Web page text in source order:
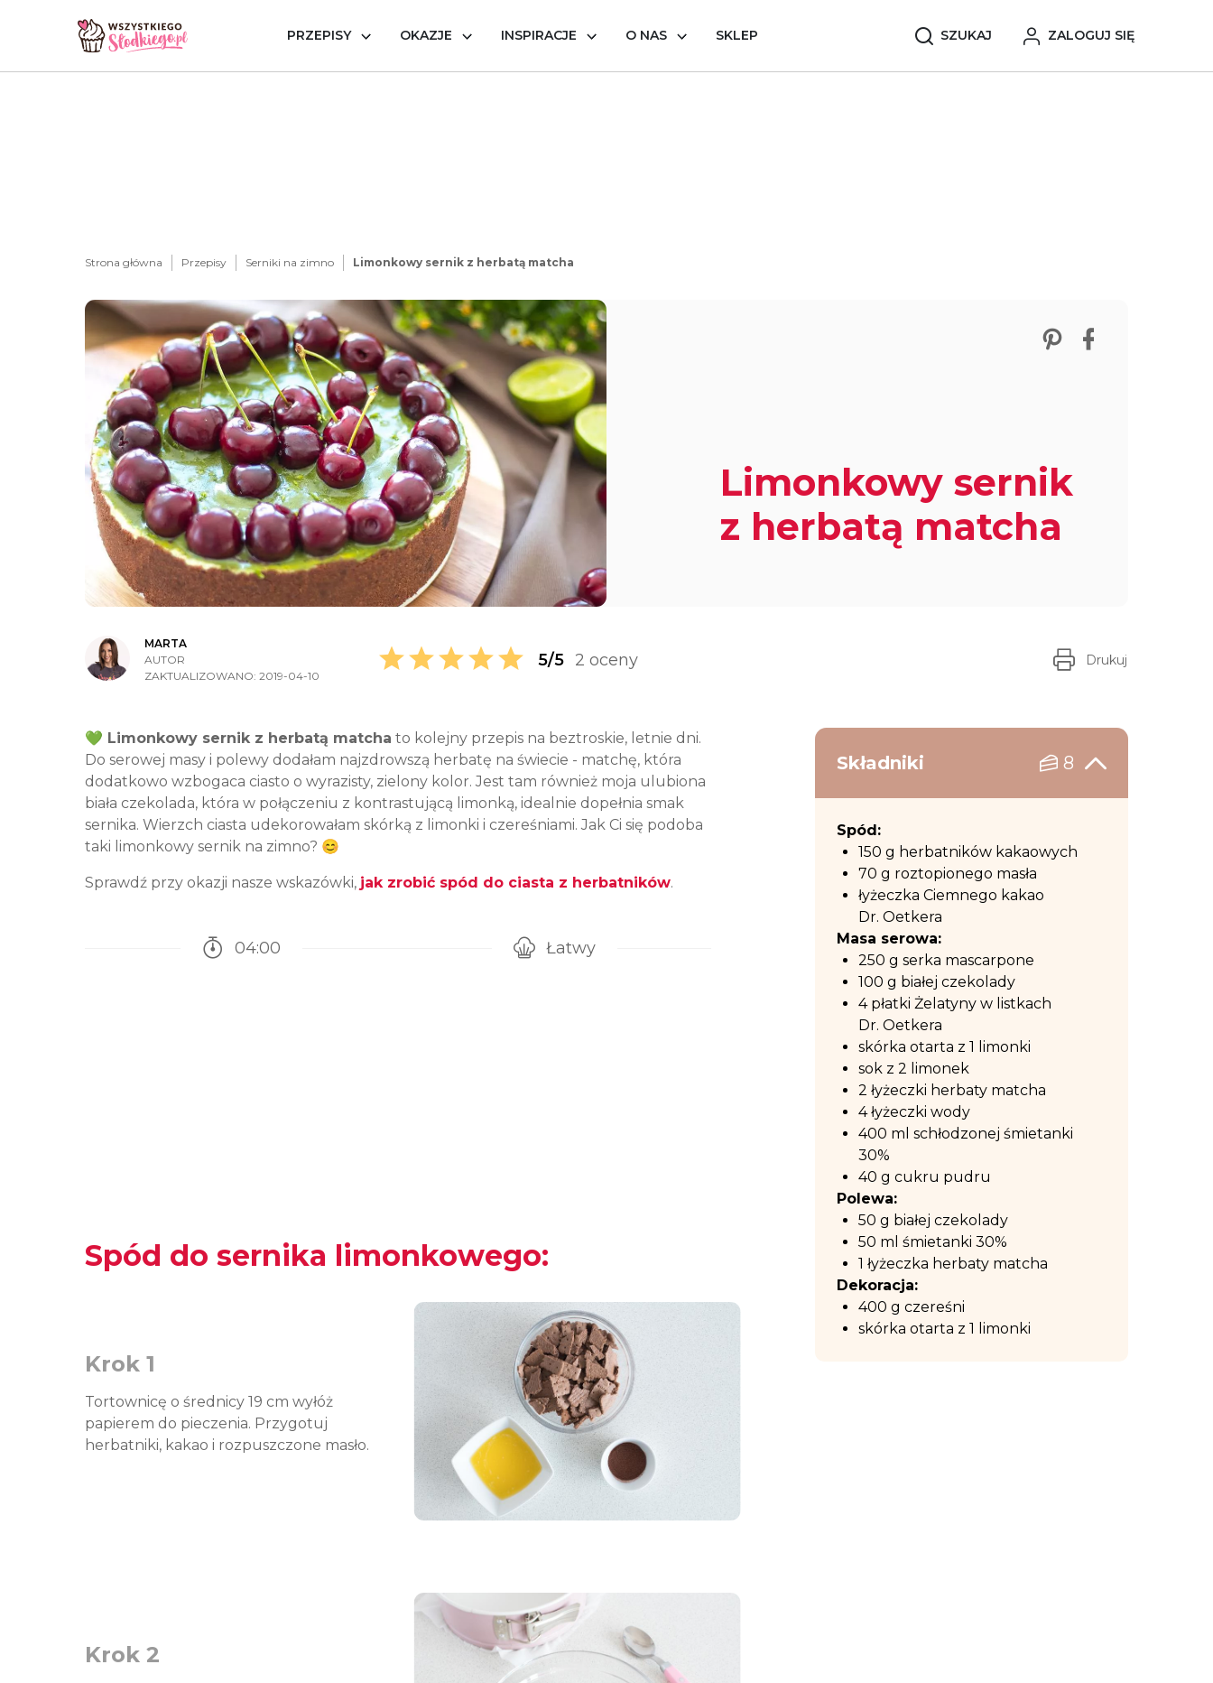
PRZEPISY OKAZJE INSPIRACJE O NAS SKLEP SZUKAJ ZALOGUJ SIĘ
Strona główna Przepisy Serniki na zimno Limonkowy sernik z herbatą matcha
Limonkowy sernik
z herbatą matcha
Zobacz nasze
Udostępnij
MARTA
AUTOR
ZAKTUALIZOWANO: 2019-04-10
5/5 2 oceny Drukuj
💚 Limonkowy sernik z herbatą matcha to kolejny przepis na beztroskie, letnie dni.
Do serowej masy i polewy dodałam najzdrowszą herbatę na świecie - matchę, która
dodatkowo wzbogaca ciasto o wyrazisty, zielony kolor. Jest tam również moja ulubiona
biała czekolada, która w połączeniu z kontrastującą limonką, idealnie dopełnia smak
sernika. Wierzch ciasta udekorowałam skórką z limonki i czereśniami. Jak Ci się podoba
taki limonkowy sernik na zimno? 😊
Sprawdź przy okazji nasze wskazówki, jak zrobić spód do ciasta z herbatników.
04:00
Łatwy
Składniki 8
Spód:
150 g herbatników kakaowych
70 g roztopionego masła
łyżeczka Ciemnego kakao
Dr. Oetkera
Masa serowa:
250 g serka mascarpone
100 g białej czekolady
4 płatki Żelatyny w listkach
Dr. Oetkera
skórka otarta z 1 limonki
sok z 2 limonek
2 łyżeczki herbaty matcha
4 łyżeczki wody
400 ml schłodzonej śmietanki
30%
40 g cukru pudru
Polewa:
50 g białej czekolady
50 ml śmietanki 30%
1 łyżeczka herbaty matcha
Dekoracja:
400 g czereśni
skórka otarta z 1 limonki
Spód do sernika limonkowego:
Krok 1
Tortownicę o średnicy 19 cm wyłóż
papierem do pieczenia. Przygotuj
herbatniki, kakao i rozpuszczone masło.
Krok 2